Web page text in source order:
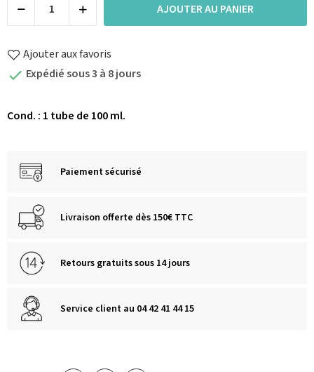
AJOUTER AU PANIER
Ajouter aux favoris
 Expédié sous 3 à 8 jours
Cond. : 1 tube de 100 ml.
Paiement sécurisé
Livraison offerte dès 150€ TTC
Retours gratuits sous 14 jours
Service client au 04 42 41 44 15